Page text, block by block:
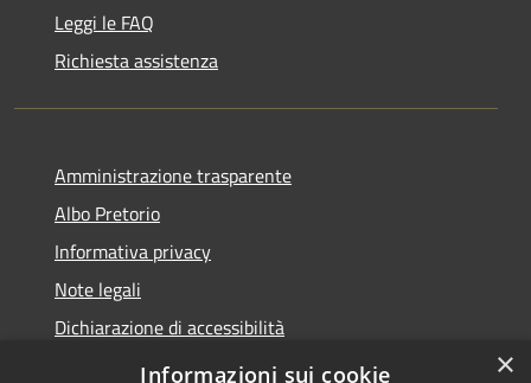
Leggi le FAQ
Richiesta assistenza
Amministrazione trasparente
Albo Pretorio
Informativa privacy
Note legali
Dichiarazione di accessibilità
Obiettivi di accessibilità
×
Informazioni sui cookie